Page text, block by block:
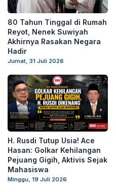
80 Tahun Tinggal di Rumah
Reyot, Nenek Suwiyah
Akhirnya Rasakan Negara
Hadir
Jumat, 31 Juli 2026
H. Rusdi Tutup Usia! Ace
Hasan: Golkar Kehilangan
Pejuang Gigih, Aktivis Sejak
Mahasiswa
Minggu, 19 Juli 2026